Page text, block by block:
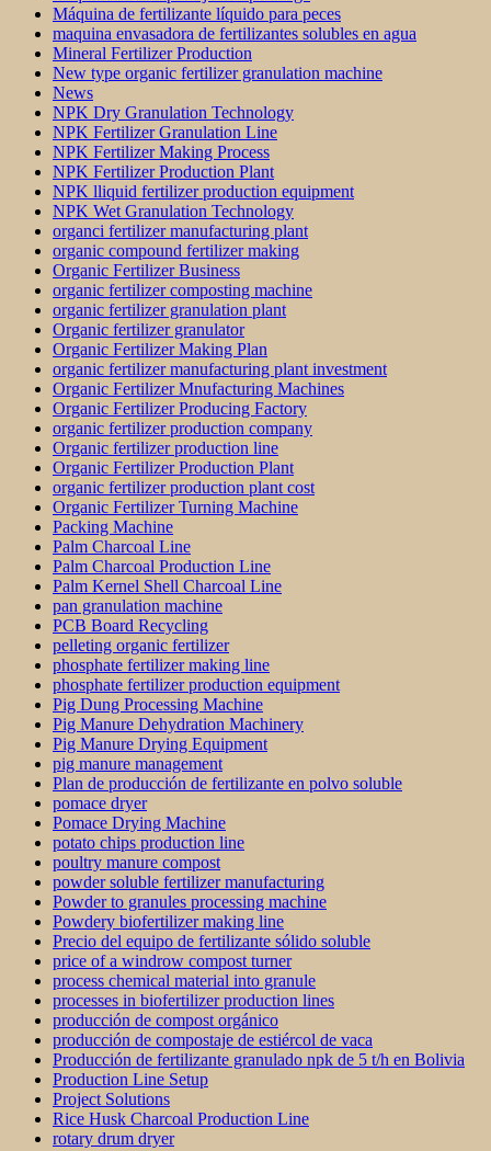
Máquina de fertilizante líquido para peces
maquina envasadora de fertilizantes solubles en agua
Mineral Fertilizer Production
New type organic fertilizer granulation machine
News
NPK Dry Granulation Technology
NPK Fertilizer Granulation Line
NPK Fertilizer Making Process
NPK Fertilizer Production Plant
NPK lliquid fertilizer production equipment
NPK Wet Granulation Technology
organci fertilizer manufacturing plant
organic compound fertilizer making
Organic Fertilizer Business
organic fertilizer composting machine
organic fertilizer granulation plant
Organic fertilizer granulator
Organic Fertilizer Making Plan
organic fertilizer manufacturing plant investment
Organic Fertilizer Mnufacturing Machines
Organic Fertilizer Producing Factory
organic fertilizer production company
Organic fertilizer production line
Organic Fertilizer Production Plant
organic fertilizer production plant cost
Organic Fertilizer Turning Machine
Packing Machine
Palm Charcoal Line
Palm Charcoal Production Line
Palm Kernel Shell Charcoal Line
pan granulation machine
PCB Board Recycling
pelleting organic fertilizer
phosphate fertilizer making line
phosphate fertilizer production equipment
Pig Dung Processing Machine
Pig Manure Dehydration Machinery
Pig Manure Drying Equipment
pig manure management
Plan de producción de fertilizante en polvo soluble
pomace dryer
Pomace Drying Machine
potato chips production line
poultry manure compost
powder soluble fertilizer manufacturing
Powder to granules processing machine
Powdery biofertilizer making line
Precio del equipo de fertilizante sólido soluble
price of a windrow compost turner
process chemical material into granule
processes in biofertilizer production lines
producción de compost orgánico
producción de compostaje de estiércol de vaca
Producción de fertilizante granulado npk de 5 t/h en Bolivia
Production Line Setup
Project Solutions
Rice Husk Charcoal Production Line
rotary drum dryer